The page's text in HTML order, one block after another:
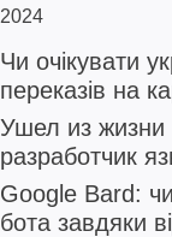
2024
Чи очікувати
переказів на
Ушел из жизни
разработчик
Google Bard:
бота завдяки